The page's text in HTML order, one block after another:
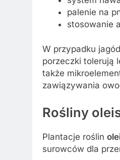
palenie na
stosowanie
W przypadku
porzeczki tolerują
także
zawiązywania
Rośliny
Plantacje roślin
surowców dla